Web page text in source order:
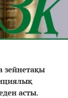
зейнетақы
асты.